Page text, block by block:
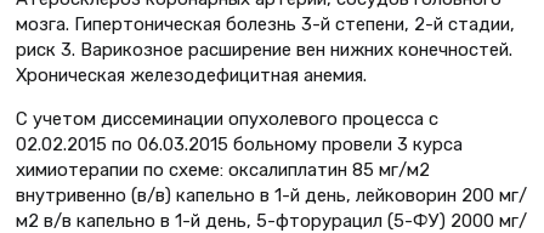
мозга. Гипертоническая болезнь 3-й степени, 2-й стадии,
риск 3. Варикозное расширение вен нижних конечностей.
Хроническая железодефицитная анемия.
С учетом диссеминации опухолевого процесса с
02.02.2015 по 06.03.2015 больному провели 3 курса
химиотерапии по схеме: оксалиплатин 85 мг/м2
внутривенно (в/в) капельно в 1-й день, лейковорин 200 мг/
м2 в/в капельно в 1-й день, 5-фторурацил (5-ФУ) 2000 мг/